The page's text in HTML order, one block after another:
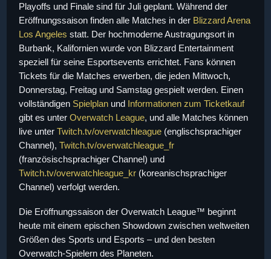
Playoffs und Finale sind für Juli geplant. Während der
Eröffnungssaison finden alle Matches in der Blizzard Arena
Los Angeles statt. Der hochmoderne Austragungsort in
Burbank, Kalifornien wurde von Blizzard Entertainment
speziell für seine Esportsevents errichtet. Fans können
Tickets für die Matches erwerben, die jeden Mittwoch,
Donnerstag, Freitag und Samstag gespielt werden. Einen
vollständigen Spielplan und Informationen zum Ticketkauf
gibt es unter Overwatch League, und alle Matches können
live unter Twitch.tv/overwatchleague (englischsprachiger
Channel), Twitch.tv/overwatchleague_fr
(französischsprachiger Channel) und
Twitch.tv/overwatchleague_kr (koreanischsprachiger
Channel) verfolgt werden.
Die Eröffnungssaison der Overwatch League™ beginnt
heute mit einem epischen Showdown zwischen weltweiten
Größen des Sports und Esports – und den besten
Overwatch-Spielern des Planeten.